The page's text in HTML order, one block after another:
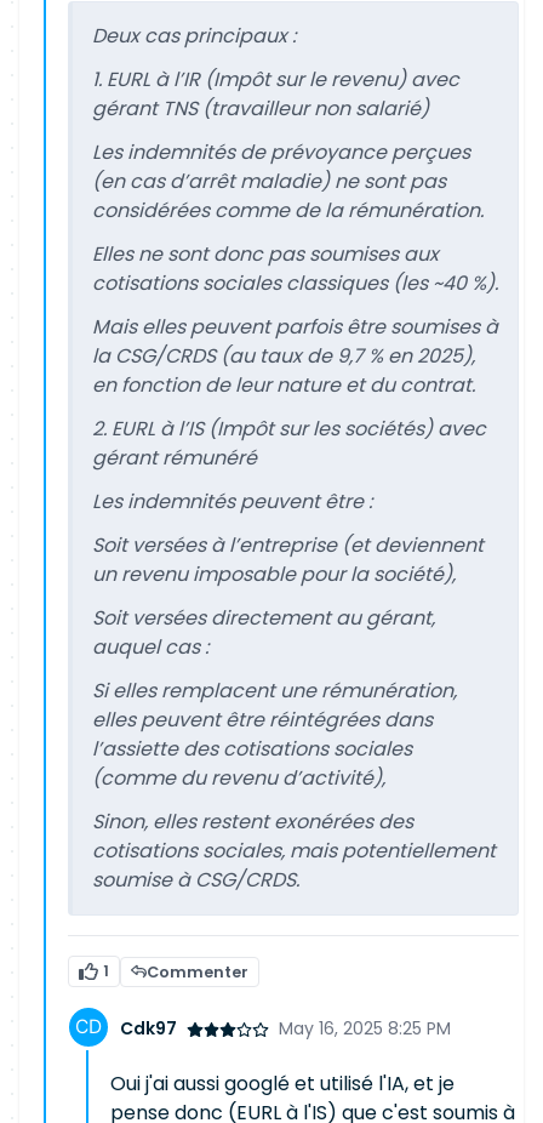
Deux cas principaux :
1. EURL à l’IR (Impôt sur le revenu) avec
gérant TNS (travailleur non salarié)
Les indemnités de prévoyance perçues
(en cas d’arrêt maladie) ne sont pas
considérées comme de la rémunération.
Elles ne sont donc pas soumises aux
cotisations sociales classiques (les ~40 %).
Mais elles peuvent parfois être soumises à
la CSG/CRDS (au taux de 9,7 % en 2025),
en fonction de leur nature et du contrat.
2. EURL à l’IS (Impôt sur les sociétés) avec
gérant rémunéré
Les indemnités peuvent être :
Soit versées à l’entreprise (et deviennent
un revenu imposable pour la société),
Soit versées directement au gérant,
auquel cas :
Si elles remplacent une rémunération,
elles peuvent être réintégrées dans
l’assiette des cotisations sociales
(comme du revenu d’activité),
Sinon, elles restent exonérées des
cotisations sociales, mais potentiellement
soumise à CSG/CRDS.
1 Commenter
Cdk97 May 16, 2025 8:25 PM
Oui j'ai aussi googlé et utilisé l'IA, et je
pense donc (EURL à l'IS) que c'est soumis à